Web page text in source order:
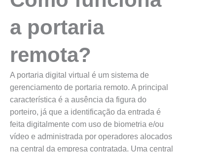
a portaria
remota?
A portaria digital virtual é um sistema de
gerenciamento de portaria remoto. A principal
característica é a ausência da figura do
porteiro, já que a identificação da entrada é
feita digitalmente com uso de biometria e/ou
vídeo e administrada por operadores alocados
na central da empresa contratada. Uma central